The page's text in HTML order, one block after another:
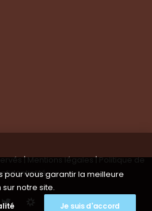
|Mentions légales|Politique de
pour vous garantir la meilleure
notre site.
Je suis d'accord